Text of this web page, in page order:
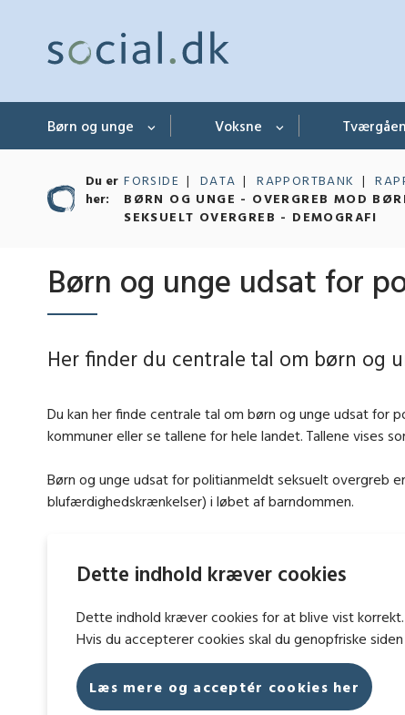
Børn og unge Voksne
Du er
her:
FORSIDE DATA RAPPORTBANK
BØRN OG UNGE - OVERGREB MOD
SEKSUELT OVERGREB - DEMOGRAFI
Børn og unge udsat for
Her finder du centrale tal om børn og
Du kan her finde centrale tal om børn og unge udsat for
kommuner eller se tallene for hele landet. Tallene vises
Børn og unge udsat for politianmeldt seksuelt overgreb
blufærdighedskrænkelser) i løbet af barndommen.
Dette indhold kræver cookies
Dette indhold kræver cookies for at blive vist
Hvis du accepterer cookies skal du genopfriske siden
Læs mere og acceptér cookies her